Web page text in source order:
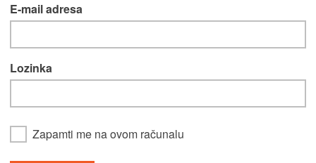
E-mail adresa
Lozinka
Zapamti me na ovom računalu